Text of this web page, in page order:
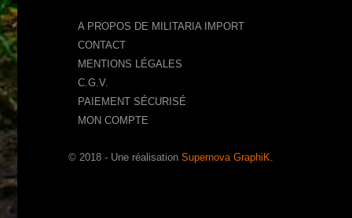
A PROPOS DE MILITARIA IMPORT
CONTACT
MENTIONS LÉGALES
C.G.V.
PAIEMENT SÉCURISÉ
MON COMPTE
© 2018 - Une réalisation Supernova GraphiK.